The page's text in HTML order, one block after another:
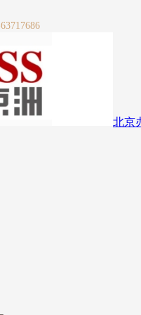
北京